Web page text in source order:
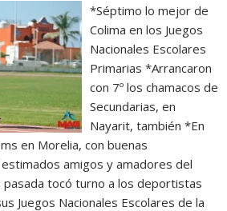
*Séptimo lo mejor de
Colima en los Juegos
Nacionales Escolares
Primarias *Arrancaron
con 7º los chamacos de
Secundarias, en
Nayarit, también *En
en Morelia, con buenas
amigos y amadores del
tocó turno a los deportistas
Juegos Nacionales Escolares de la